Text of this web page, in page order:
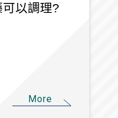
以調理?
More